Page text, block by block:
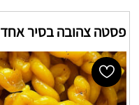
פסטה צהובה בסיר אחד